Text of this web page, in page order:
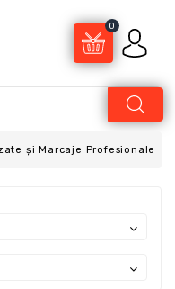
0
și Marcaje Profesionale